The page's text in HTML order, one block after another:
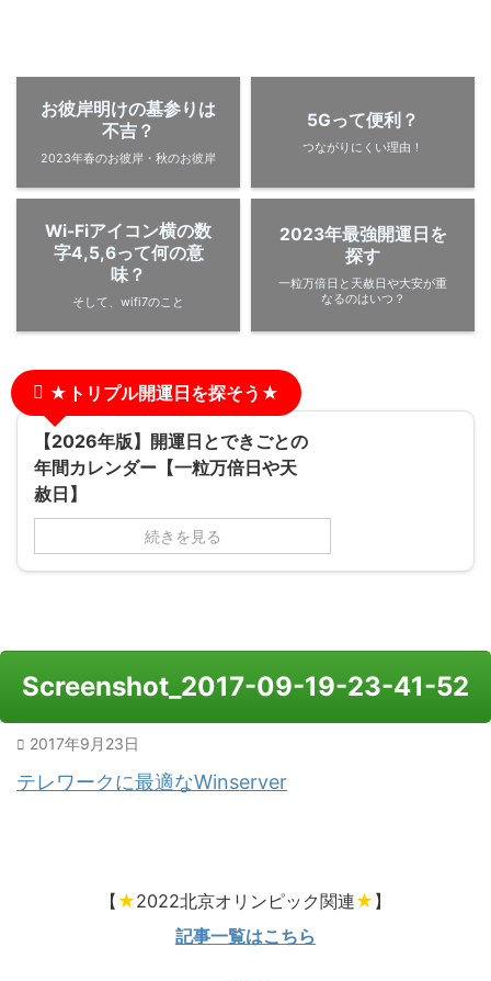
お彼岸明けの墓参りは
不吉？
2023年春のお彼岸・秋のお彼岸
5Gって便利？
つながりにくい理由！
Wi-Fiアイコン横の数
字4,5,6って何の意
味？
そして、wifi7のこと
2023年最強開運日を
探す
一粒万倍日と天赦日や大安が重
なるのはいつ？
★トリプル開運日を探そう★
【2026年版】開運日とできごとの
年間カレンダー【一粒万倍日や天
赦日】
続きを見る
Screenshot_2017-09-19-23-41-52
2017年9月23日
テレワークに最適なWinserver
【 ★2022北京オリンピック関連★ 】
記事一覧はこちら